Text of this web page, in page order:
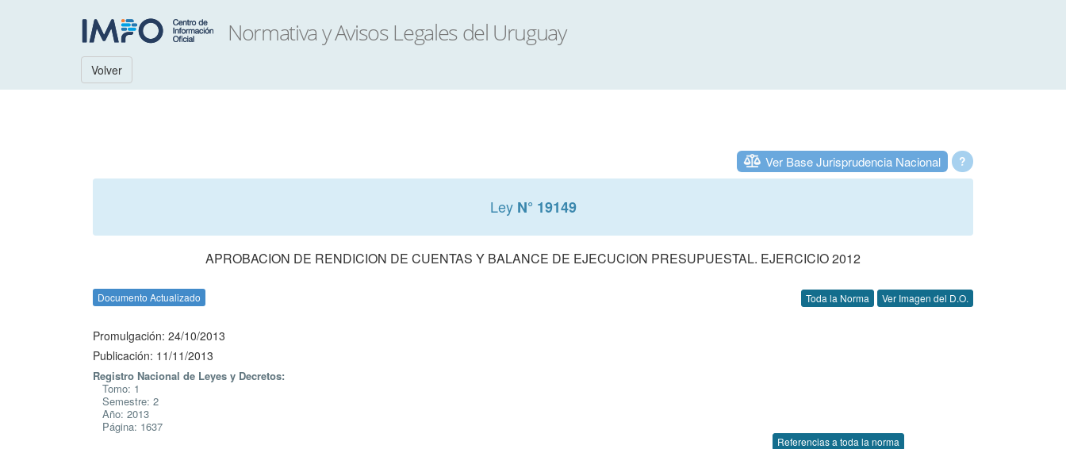
Volver
?
Ver Base Jurisprudencia Nacional
Ley N° 19149
APROBACION DE RENDICION DE CUENTAS Y BALANCE DE EJECUCION PRESUPUESTAL. EJERCICIO 2012
Documento Actualizado Toda la Norma Ver Imagen del D.O.
Promulgación: 24/10/2013
Publicación: 11/11/2013
Registro Nacional de Leyes y Decretos:
Tomo: 1
Semestre: 2
Año: 2013
Página: 1637
Referencias a toda la norma